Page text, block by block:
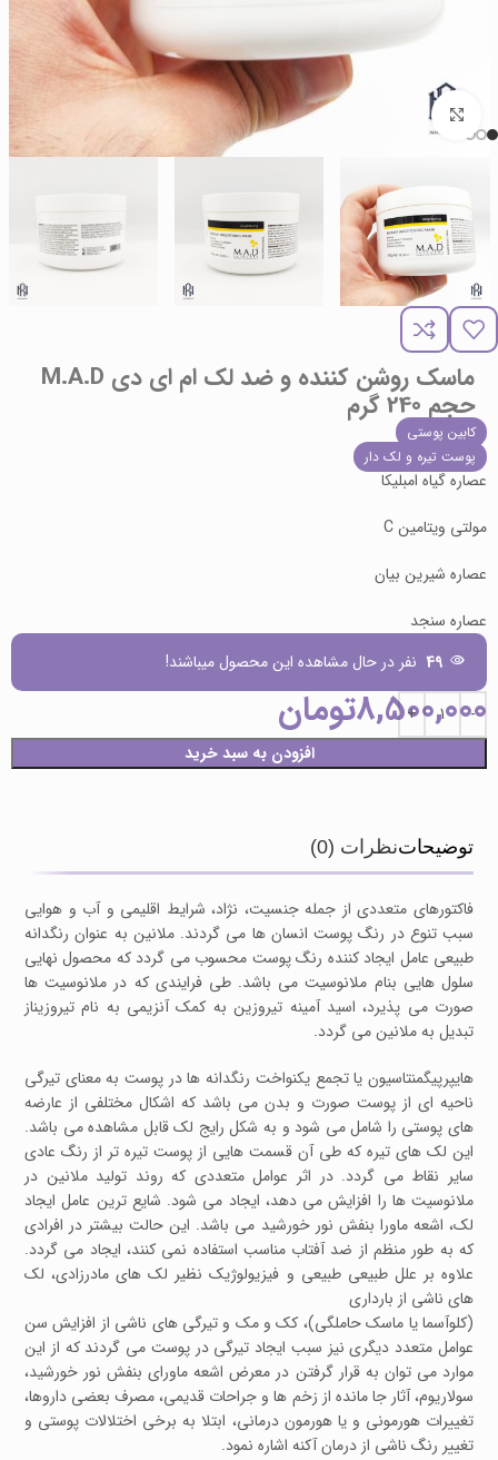
برای بزرگنمایی کلیک کنید
ماسک روشن کننده و ضد لک ام ای دی M.A.D
حجم 240 گرم
کابین پوستی
پوست تیره و لک دار
عصاره گیاه امبلیکا
مولتی ویتامین C
عصاره شیرین بیان
عصاره سنجد
49 نفر در حال مشاهده این محصول میباشند!
8,500,000تومان
افزودن به سبد خرید
توضیحاتنظرات (0)
فاکتورهای متعددی از جمله جنسیت، نژاد، شرایط اقلیمی و آب و هوایی
سبب تنوع در رنگ پوست انسان ها می گردند. ملانین به عنوان رنگدانه
طبیعی عامل ایجاد کننده رنگ پوست محسوب می گردد که محصول نهایی
سلول هایی بنام ملانوسیت می باشد. طی فرایندی که در ملانوسیت ها
صورت می پذیرد، اسید آمینه تیروزین به کمک آنزیمی به نام تیروزیناز
تبدیل به ملانین می گردد.
هایپرپیگمنتاسیون یا تجمع یکنواخت رنگدانه ها در پوست به معنای تیرگی
ناحیه ای از پوست صورت و بدن می باشد که اشکال مختلفی از عارضه
های پوستی را شامل می شود و به شکل رایج لک قابل مشاهده می باشد.
این لک های تیره که طی آن قسمت هایی از پوست تیره تر از رنگ عادی
سایر نقاط می گردد. در اثر عوامل متعددی که روند تولید ملانین در
ملانوسیت ها را افزایش می دهد، ایجاد می شود. شایع ترین عامل ایجاد
لک، اشعه ماورا بنفش نور خورشید می باشد. این حالت بیشتر در افرادی
که به طور منظم از ضد آفتاب مناسب استفاده نمی کنند، ایجاد می گردد.
علاوه بر علل طبیعی طبیعی و فیزیولوژیک نظیر لک های مادرزادی، لک
های ناشی از بارداری
(کلوآسما یا ماسک حاملگی)، کک و مک و تیرگی های ناشی از افزایش سن
عوامل متعدد دیگری نیز سبب ایجاد تیرگی در پوست می گردند که از این
موارد می توان به قرار گرفتن در معرض اشعه ماورای بنفش نور خورشید،
سولاریوم، آثار جا مانده از زخم ها و جراحات قدیمی، مصرف بعضی داروها،
تغییرات هورمونی و یا هورمون درمانی، ابتلا به برخی اختلالات پوستی و
تغییر رنگ ناشی از درمان آکنه اشاره نمود.